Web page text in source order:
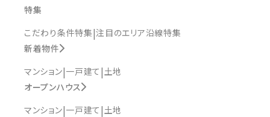
特集
こだわり条件特集 注目のエリア沿線特集
新着物件
マンション 一戸建て 土地
オープンハウス
マンション 一戸建て 土地